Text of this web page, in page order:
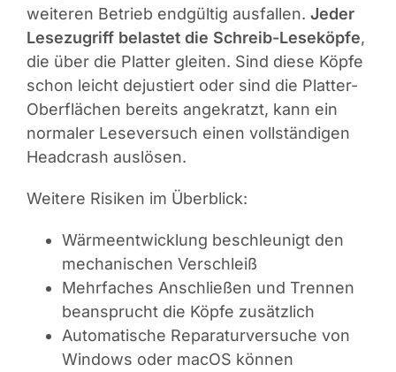
weiteren Betrieb endgültig ausfallen. Jeder
Lesezugriff belastet die Schreib-Leseköpfe,
die über die Platter gleiten. Sind diese Köpfe
schon leicht dejustiert oder sind die Platter-
Oberflächen bereits angekratzt, kann ein
normaler Leseversuch einen vollständigen
Headcrash auslösen.
Weitere Risiken im Überblick:
Wärmeentwicklung beschleunigt den
mechanischen Verschleiß
Mehrfaches Anschließen und Trennen
beansprucht die Köpfe zusätzlich
Automatische Reparaturversuche von
Windows oder macOS können